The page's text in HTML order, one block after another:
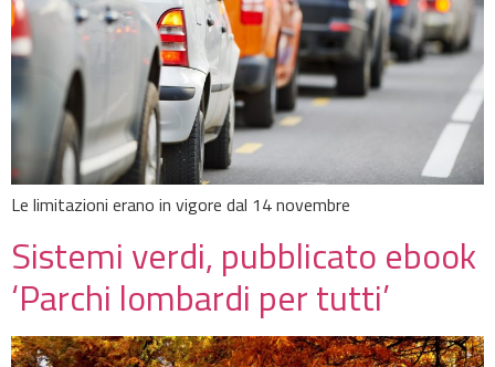
Le limitazioni erano in vigore dal 14 novembre
Sistemi verdi, pubblicato ebook
‘Parchi lombardi per tutti’